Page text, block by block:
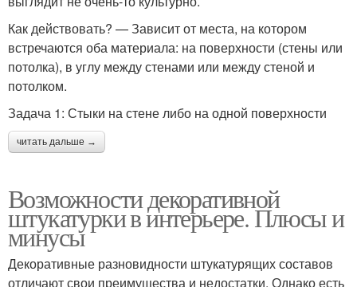
Как действовать? — Зависит от места, на котором
встречаются оба материала: на поверхности (стены или
потолка), в углу между стенами или между стеной и
потолком.
Задача 1: Стыки на стене либо на одной поверхности
читать дальше →
Возможности декоративной
штукатурки в интерьере. Плюсы и
минусы
Декоративные разновидности штукатурящих составов
отличают свои преимущества и недостатки. Однако есть